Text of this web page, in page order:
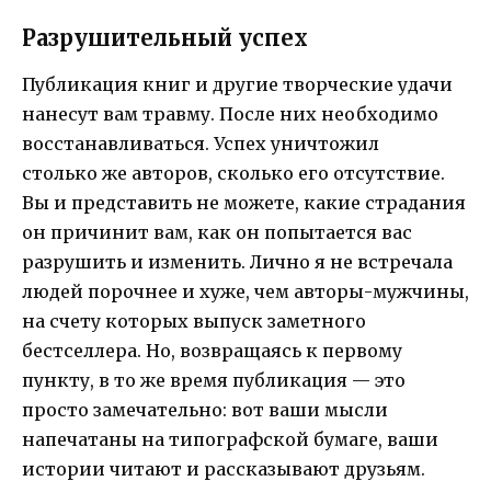
Разрушительный успех
Публикация книг и другие творческие удачи
нанесут вам травму. После них необходимо
восстанавливаться. Успех уничтожил
столько же авторов, сколько его отсутствие.
Вы и представить не можете, какие страдания
он причинит вам, как он попытается вас
разрушить и изменить. Лично я не встречала
людей порочнее и хуже, чем авторы-мужчины,
на счету которых выпуск заметного
бестселлера. Но, возвращаясь к первому
пункту, в то же время публикация — это
просто замечательно: вот ваши мысли
напечатаны на типографской бумаге, ваши
истории читают и рассказывают друзьям.